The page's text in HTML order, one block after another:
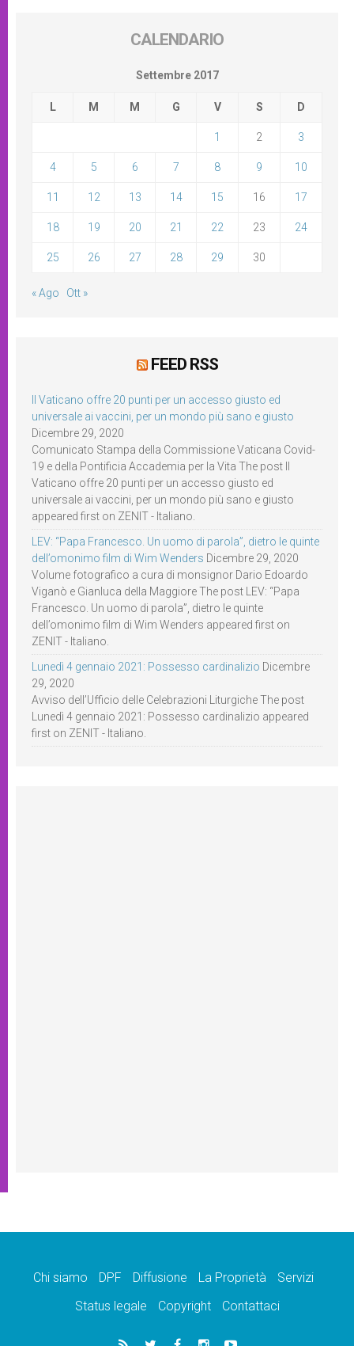
CALENDARIO
Settembre 2017
L M M G V S D
1 2 3
4 5 6 7 8 9 10
11 12 13 14 15 16 17
18 19 20 21 22 23 24
25 26 27 28 29 30
« Ago Ott »
FEED RSS
Il Vaticano offre 20 punti per un accesso giusto ed
universale ai vaccini, per un mondo più sano e giusto
Dicembre 29, 2020
Comunicato Stampa della Commissione Vaticana Covid-
19 e della Pontificia Accademia per la Vita The post Il
Vaticano offre 20 punti per un accesso giusto ed
universale ai vaccini, per un mondo più sano e giusto
appeared first on ZENIT - Italiano.
LEV: “Papa Francesco. Un uomo di parola”, dietro le quinte
dell’omonimo film di Wim Wenders Dicembre 29, 2020
Volume fotografico a cura di monsignor Dario Edoardo
Viganò e Gianluca della Maggiore The post LEV: “Papa
Francesco. Un uomo di parola”, dietro le quinte
dell’omonimo film di Wim Wenders appeared first on
ZENIT - Italiano.
Lunedì 4 gennaio 2021: Possesso cardinalizio Dicembre
29, 2020
Avviso dell’Ufficio delle Celebrazioni Liturgiche The post
Lunedì 4 gennaio 2021: Possesso cardinalizio appeared
first on ZENIT - Italiano.
Chi siamo DPF Diffusione La Proprietà
Servizi
Status legale
Copyright Contattaci